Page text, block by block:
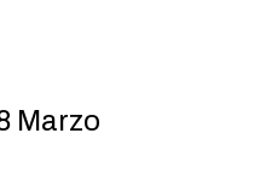
Marzo